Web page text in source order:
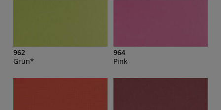
962
Grün*
964
Pink